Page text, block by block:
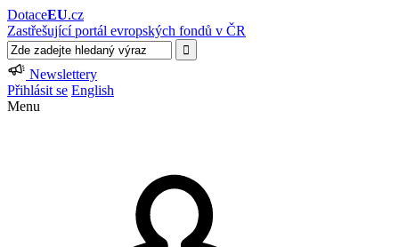
DotaceEU.cz
Zastřešující portál evropských fondů v ČR
Newslettery
Přihlásit se English
Menu